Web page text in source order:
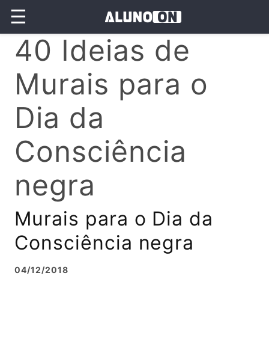
☰
40 Ideias de
Murais para o
Dia da
Consciência
negra
Murais para o Dia da
Consciência negra
04/12/2018